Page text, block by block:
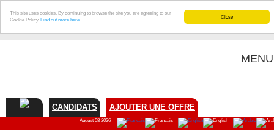
Close
This site uses cookies. By continuing to browse the site you are agreeing to our
Cookie Policy. Find out more here
MENU
CANDIDATS AJOUTER UNE OFFRE
August 08 2026